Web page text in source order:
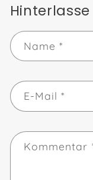
Name *
E-Mail*
Kommentar